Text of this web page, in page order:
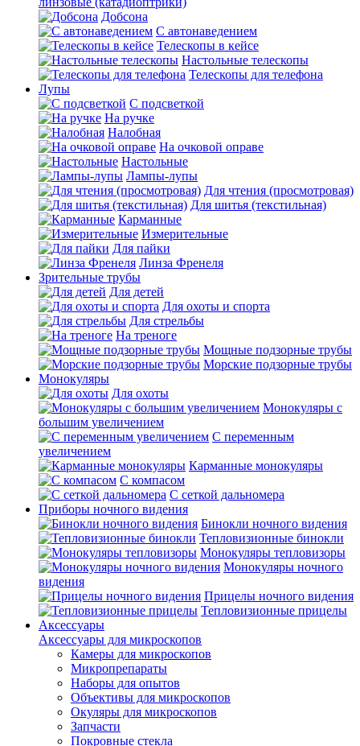
Добсона
С автонаведением
Телескопы в кейсе
Настольные телескопы
Телескопы для телефона
Лупы
С подсветкой
На ручке
Налобная
На очковой оправе
Настольные
Лампы-лупы
Для чтения (просмотровая)
Для шитья (текстильная)
Карманные
Измерительные
Для пайки
Линза Френеля
Зрительные трубы
Для детей
Для охоты и спорта
Для стрельбы
На треноге
Мощные подзорные трубы
Морские подзорные трубы
Монокуляры
Для охоты
Монокуляры с
большим увеличением
С переменным
увеличением
Карманные монокуляры
С компасом
С сеткой дальномера
Приборы ночного видения
Бинокли ночного видения
Тепловизионные бинокли
Монокуляры тепловизоры
Монокуляры ночного
видения
Прицелы ночного видения
Тепловизионные прицелы
Аксессуары
Аксессуары для микроскопов
Камеры для микроскопов
Микропрепараты
Наборы для опытов
Объективы для микроскопов
Окуляры для микроскопов
Запчасти
Покровные стекла